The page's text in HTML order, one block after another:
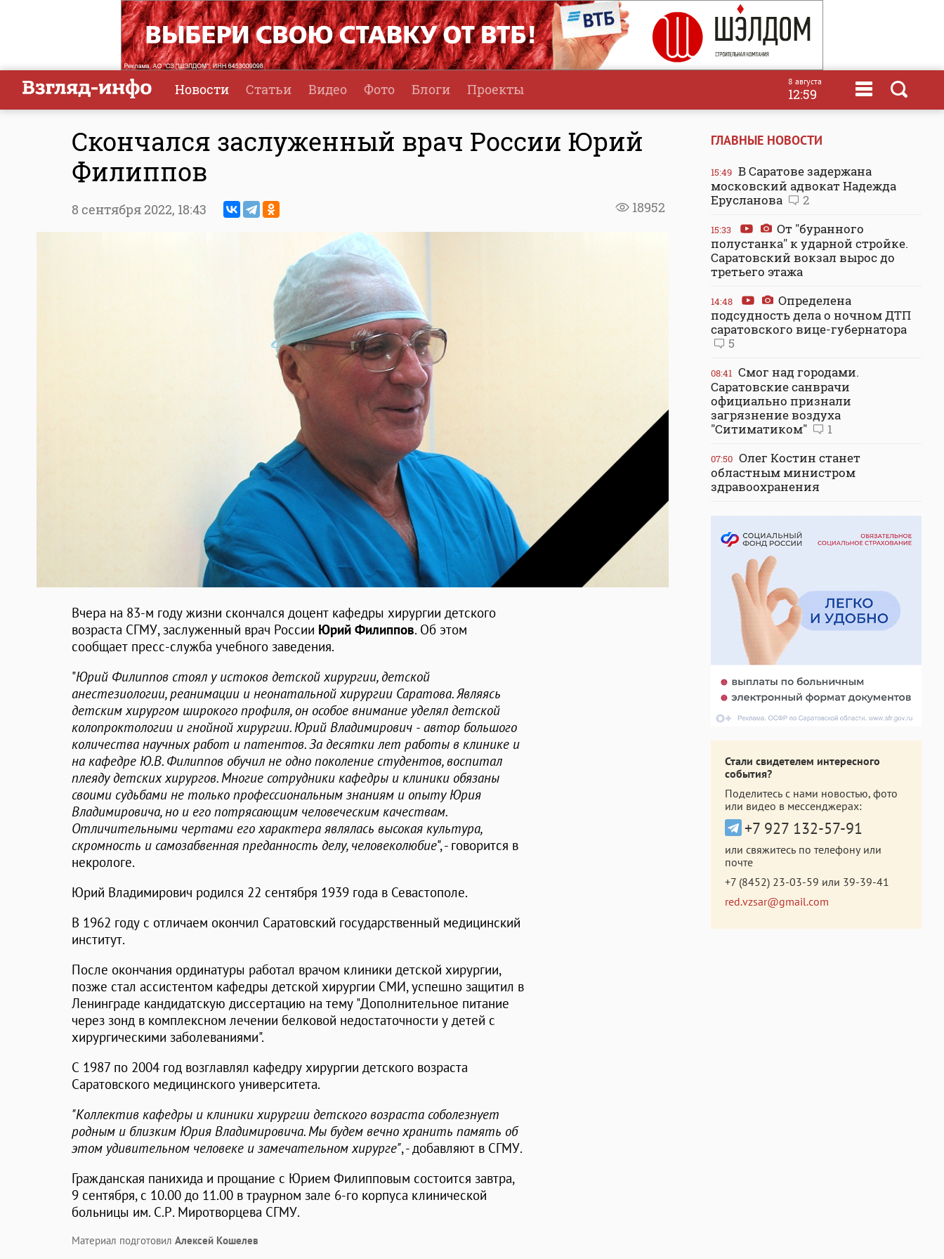
Новости Статьи Видео Фото Блоги Проекты 8 августа
12:59
Скончался заслуженный врач России Юрий
Филиппов
18952
8 сентября 2022, 18:43
Вчера на 83-м году жизни скончался доцент кафедры хирургии детского
возраста СГМУ, заслуженный врач России Юрий Филиппов. Об этом
сообщает пресс-служба учебного заведения.
"Юрий Филиппов стоял у истоков детской хирургии, детской
анестезиологии, реанимации и неонатальной хирургии Саратова. Являясь
детским хирургом широкого профиля, он особое внимание уделял детской
колопроктологии и гнойной хирургии. Юрий Владимирович - автор большого
количества научных работ и патентов. За десятки лет работы в клинике и
на кафедре Ю.В. Филиппов обучил не одно поколение студентов, воспитал
плеяду детских хирургов. Многие сотрудники кафедры и клиники обязаны
своими судьбами не только профессиональным знаниям и опыту Юрия
Владимировича, но и его потрясающим человеческим качествам.
Отличительными чертами его характера являлась высокая культура,
скромность и самозабвенная преданность делу, человеколюбие", - говорится в
некрологе.
Юрий Владимирович родился 22 сентября 1939 года в Севастополе.
В 1962 году с отличаем окончил Саратовский государственный медицинский
институт.
После окончания ординатуры работал врачом клиники детской хирургии,
позже стал ассистентом кафедры детской хирургии СМИ, успешно защитил в
Ленинграде кандидатскую диссертацию на тему "Дополнительное питание
через зонд в комплексном лечении белковой недостаточности у детей с
хирургическими заболеваниями".
С 1987 по 2004 год возглавлял кафедру хирургии детского возраста
Саратовского медицинского университета.
"Коллектив кафедры и клиники хирургии детского возраста соболезнует
родным и близким Юрия Владимировича. Мы будем вечно хранить память об
этом удивительном человеке и замечательном хирурге", - добавляют в СГМУ.
Гражданская панихида и прощание с Юрием Филипповым состоится завтра,
9 сентября, с 10.00 до 11.00 в траурном зале 6-го корпуса клинической
больницы им. С.Р. Миротворцева СГМУ.
Материал подготовил Алексей Кошелев
ГЛАВНЫЕ НОВОСТИ
15:49 В Саратове задержана
московский адвокат Надежда
Ерусланова
2
15:33
От "буранного
полустанка" к ударной стройке.
Саратовский вокзал вырос до
третьего этажа
14:48
Определена
подсудность дела о ночном ДТП
саратовского вице-губернатора
5
08:41 Смог над городами.
Саратовские санврачи
официально признали
загрязнение воздуха
"Ситиматиком"
1
07:50 Олег Костин станет
областным министром
здравоохранения
Стали свидетелем интересного
события?
Поделитесь с нами новостью, фото
или видео в мессенджерах:
+7 927 132-57-91
или свяжитесь по телефону или
почте
+7 (8452) 23-03-59 или 39-39-41
red.vzsar@gmail.com